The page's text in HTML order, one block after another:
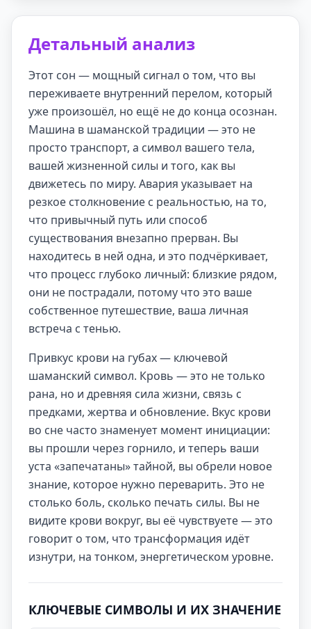
Детальный анализ
Этот сон — мощный сигнал о том, что вы
переживаете внутренний перелом, который
уже произошёл, но ещё не до конца осознан.
Машина в шаманской традиции — это не
просто транспорт, а символ вашего тела,
вашей жизненной силы и того, как вы
движетесь по миру. Авария указывает на
резкое столкновение с реальностью, на то,
что привычный путь или способ
существования внезапно прерван. Вы
находитесь в ней одна, и это подчёркивает,
что процесс глубоко личный: близкие рядом,
они не пострадали, потому что это ваше
собственное путешествие, ваша личная
встреча с тенью.
Привкус крови на губах — ключевой
шаманский символ. Кровь — это не только
рана, но и древняя сила жизни, связь с
предками, жертва и обновление. Вкус крови
во сне часто знаменует момент инициации:
вы прошли через горнило, и теперь ваши
уста «запечатаны» тайной, вы обрели новое
знание, которое нужно переварить. Это не
столько боль, сколько печать силы. Вы не
видите крови вокруг, вы её чувствуете — это
говорит о том, что трансформация идёт
изнутри, на тонком, энергетическом уровне.
КЛЮЧЕВЫЕ СИМВОЛЫ И ИХ ЗНАЧЕНИЕ